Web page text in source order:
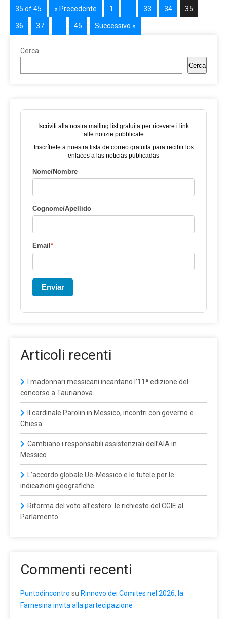
35 of 45 « Precedente 1 33 34 35
36 37 45 Successivo »
Cerca
Cerca
Iscriviti alla nostra mailing list gratuita per ricevere i link
alle notizie pubblicate
Inscríbete a nuestra lista de correo gratuita para recibir los
enlaces a las noticias publicadas
Nome/Nombre
Cognome/Apellido
Email *
Enviar
Articoli recenti
I madonnari messicani incantano l’11ª edizione del
concorso a Taurianova
Il cardinale Parolin in Messico, incontri con governo e
Chiesa
Cambiano i responsabili assistenziali dell’AIA in
Messico
L’accordo globale Ue-Messico e le tutele per le
indicazioni geografiche
Riforma del voto all’estero: le richieste del CGIE al
Parlamento
Commenti recenti
Puntodincontro su Rinnovo dei Comites nel 2026, la
Farnesina invita alla partecipazione